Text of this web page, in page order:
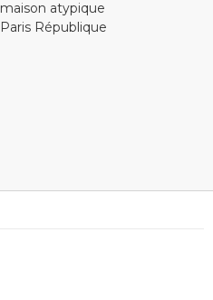
maison atypique
Paris République